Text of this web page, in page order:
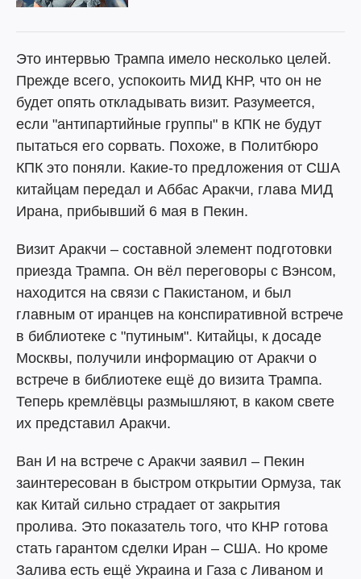
Это интервью Трампа имело несколько целей.
Прежде всего, успокоить МИД КНР, что он не
будет опять откладывать визит. Разумеется,
если "антипартийные группы" в КПК не будут
пытаться его сорвать. Похоже, в Политбюро
КПК это поняли. Какие-то предложения от США
китайцам передал и Аббас Аракчи, глава МИД
Ирана, прибывший 6 мая в Пекин.
Визит Аракчи – составной элемент подготовки
приезда Трампа. Он вёл переговоры с Вэнсом,
находится на связи с Пакистаном, и был
главным от иранцев на конспиративной встрече
в библиотеке с "путиным". Китайцы, к досаде
Москвы, получили информацию от Аракчи о
встрече в библиотеке ещё до визита Трампа.
Теперь кремлёвцы размышляют, в каком свете
их представил Аракчи.
Ван И на встрече с Аракчи заявил – Пекин
заинтересован в быстром открытии Ормуза, так
как Китай сильно страдает от закрытия
пролива. Это показатель того, что КНР готова
стать гарантом сделки Иран – США. Но кроме
Залива есть ещё Украина и Газа с Ливаном и